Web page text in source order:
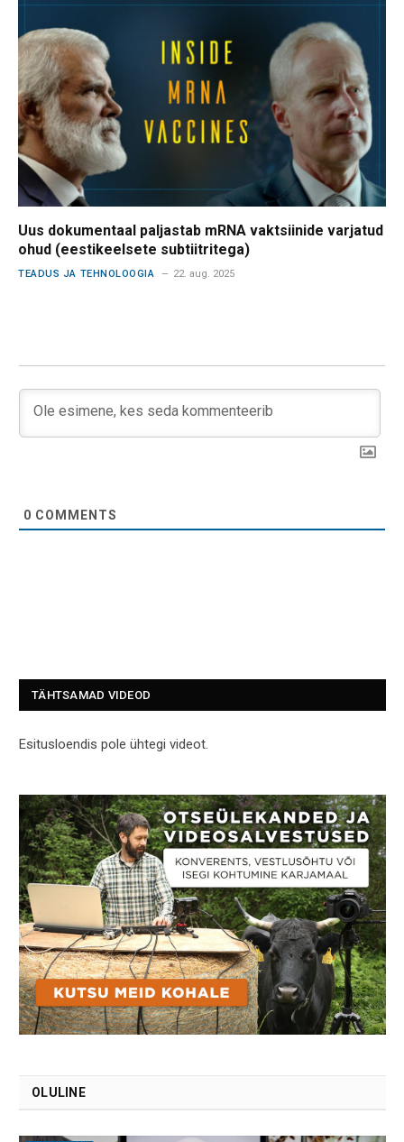
Uus dokumentaal paljastab mRNA vaktsiinide varjatud
ohud (eestikeelsete subtiitritega)
TEADUS JA TEHNOLOOGIA 22. aug. 2025
0 COMMENTS
TÄHTSAMAD VIDEOD
Esitusloendis pole ühtegi videot.
OLULINE